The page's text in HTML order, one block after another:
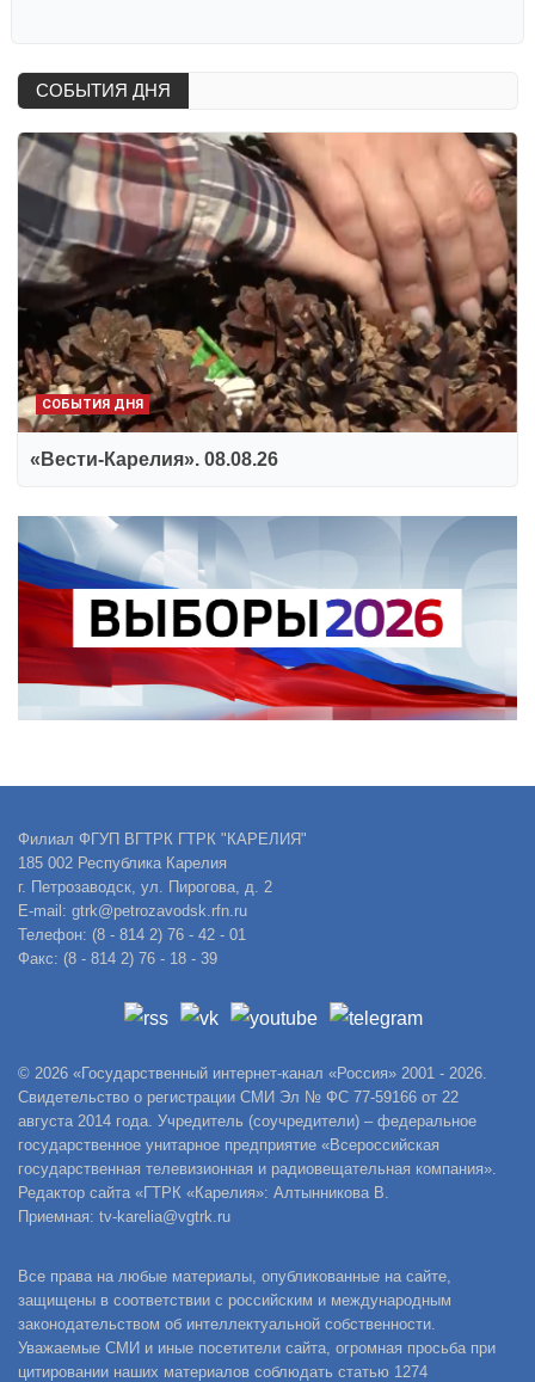
СОБЫТИЯ ДНЯ
СОБЫТИЯ ДНЯ
«Вести-Карелия». 08.08.26
Филиал ФГУП ВГТРК ГТРК "КАРЕЛИЯ"
185 002 Республика Карелия
г. Петрозаводск, ул. Пирогова, д. 2
E-mail: gtrk@petrozavodsk.rfn.ru
Телефон: (8 - 814 2) 76 - 42 - 01
Факс: (8 - 814 2) 76 - 18 - 39
© 2026 «Государственный интернет-канал «Россия» 2001 - 2026.
Свидетельство о регистрации СМИ Эл № ФС 77-59166 от 22
августа 2014 года. Учредитель (соучредители) – федеральное
государственное унитарное предприятие «Всероссийская
государственная телевизионная и радиовещательная компания».
Редактор сайта «ГТРК «Карелия»: Алтынникова В.
Приемная: tv-karelia@vgtrk.ru
Все права на любые материалы, опубликованные на сайте,
защищены в соответствии с российским и международным
законодательством об интеллектуальной собственности.
Уважаемые СМИ и иные посетители сайта, огромная просьба при
цитировании наших материалов соблюдать статью 1274